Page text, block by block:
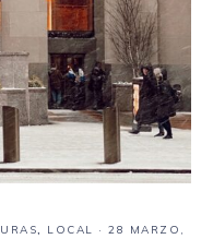
, LOCAL · 28 MARZO,